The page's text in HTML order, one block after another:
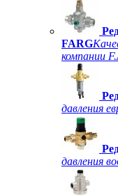
FARG
компании
давления
давления